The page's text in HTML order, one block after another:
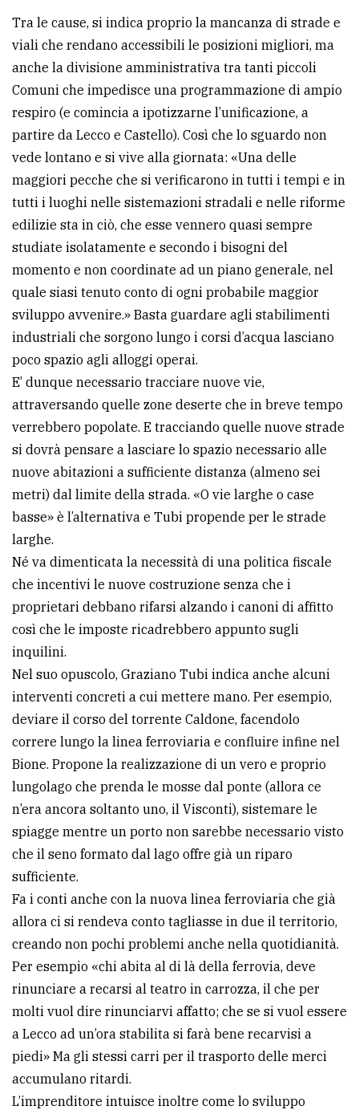
Tra le cause, si indica proprio la mancanza di strade e
viali che rendano accessibili le posizioni migliori, ma
anche la divisione amministrativa tra tanti piccoli
Comuni che impedisce una programmazione di ampio
respiro (e comincia a ipotizzarne l’unificazione, a
partire da Lecco e Castello). Così che lo sguardo non
vede lontano e si vive alla giornata: «Una delle
maggiori pecche che si verificarono in tutti i tempi e in
tutti i luoghi nelle sistemazioni stradali e nelle riforme
edilizie sta in ciò, che esse vennero quasi sempre
studiate isolatamente e secondo i bisogni del
momento e non coordinate ad un piano generale, nel
quale siasi tenuto conto di ogni probabile maggior
sviluppo avvenire.» Basta guardare agli stabilimenti
industriali che sorgono lungo i corsi d’acqua lasciano
poco spazio agli alloggi operai.
E’ dunque necessario tracciare nuove vie,
attraversando quelle zone deserte che in breve tempo
verrebbero popolate. E tracciando quelle nuove strade
si dovrà pensare a lasciare lo spazio necessario alle
nuove abitazioni a sufficiente distanza (almeno sei
metri) dal limite della strada. «O vie larghe o case
basse» è l’alternativa e Tubi propende per le strade
larghe.
Né va dimenticata la necessità di una politica fiscale
che incentivi le nuove costruzione senza che i
proprietari debbano rifarsi alzando i canoni di affitto
così che le imposte ricadrebbero appunto sugli
inquilini.
Nel suo opuscolo, Graziano Tubi indica anche alcuni
interventi concreti a cui mettere mano. Per esempio,
deviare il corso del torrente Caldone, facendolo
correre lungo la linea ferroviaria e confluire infine nel
Bione. Propone la realizzazione di un vero e proprio
lungolago che prenda le mosse dal ponte (allora ce
n’era ancora soltanto uno, il Visconti), sistemare le
spiagge mentre un porto non sarebbe necessario visto
che il seno formato dal lago offre già un riparo
sufficiente.
Fa i conti anche con la nuova linea ferroviaria che già
allora ci si rendeva conto tagliasse in due il territorio,
creando non pochi problemi anche nella quotidianità.
Per esempio «chi abita al di là della ferrovia, deve
rinunciare a recarsi al teatro in carrozza, il che per
molti vuol dire rinunciarvi affatto; che se si vuol essere
a Lecco ad un’ora stabilita si farà bene recarvisi a
piedi» Ma gli stessi carri per il trasporto delle merci
accumulano ritardi.
L’imprenditore intuisce inoltre come lo sviluppo